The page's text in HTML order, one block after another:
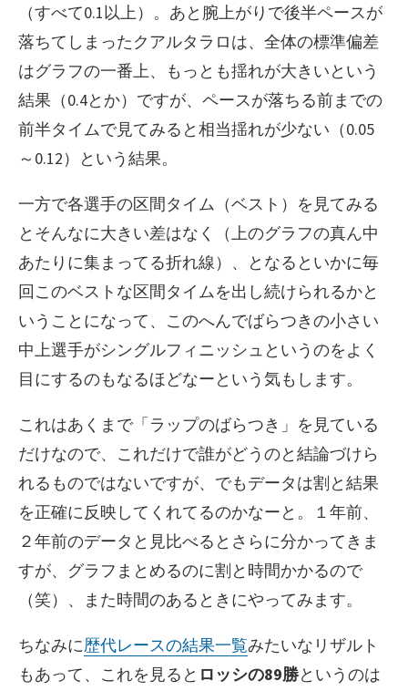
（すべて0.1以上）。あと腕上がりで後半ペースが
落ちてしまったクアルタラロは、全体の標準偏差
はグラフの一番上、もっとも揺れが大きいという
結果（0.4とか）ですが、ペースが落ちる前までの
前半タイムで見てみると相当揺れが少ない（0.05
～0.12）という結果。
一方で各選手の区間タイム（ベスト）を見てみる
とそんなに大きい差はなく（上のグラフの真ん中
あたりに集まってる折れ線）、となるといかに毎
回このベストな区間タイムを出し続けられるかと
いうことになって、このへんでばらつきの小さい
中上選手がシングルフィニッシュというのをよく
目にするのもなるほどなーという気もします。
これはあくまで「ラップのばらつき」を見ている
だけなので、これだけで誰がどうのと結論づけら
れるものではないですが、でもデータは割と結果
を正確に反映してくれてるのかなーと。１年前、
２年前のデータと見比べるとさらに分かってきま
すが、グラフまとめるのに割と時間かかるので
（笑）、また時間のあるときにやってみます。
ちなみに歴代レースの結果一覧みたいなリザルト
もあって、これを見ると ロッシの89勝というのは